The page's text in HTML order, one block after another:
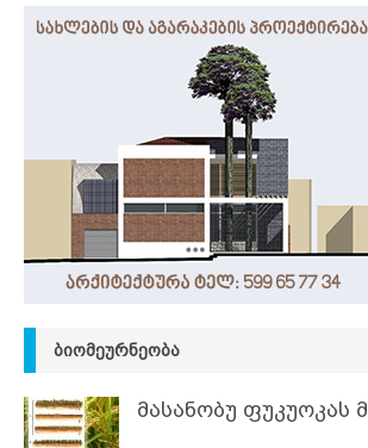
ᲑᲘᲝᲛᲔᲣᲠᲜᲔᲝᲑᲐ
მასანობუ ფუკუოკას